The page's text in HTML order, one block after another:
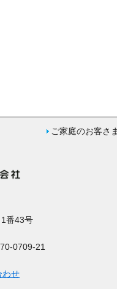
ご家庭のお客さ
番43号
0709-21
わせ